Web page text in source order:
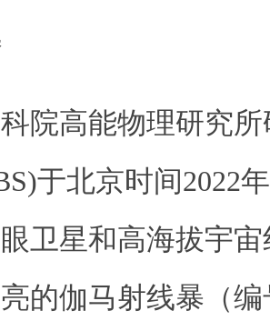
高能物理研究所
于北京时间2022
卫星和高海拔宇
的伽马射线暴（编